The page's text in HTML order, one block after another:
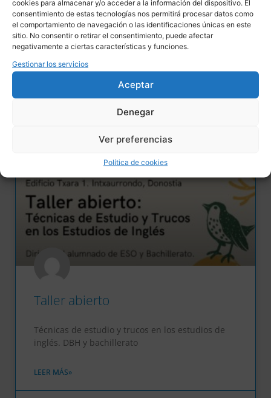
cookies para almacenar y/o acceder a la información del dispositivo. El
consentimiento de estas tecnologías nos permitirá procesar datos como
el comportamiento de navegación o las identificaciones únicas en este
sitio. No consentir o retirar el consentimiento, puede afectar
negativamente a ciertas características y funciones.
Gestionar los servicios
Aceptar
Denegar
Ver preferencias
Política de cookies
herramientas prácticas para apoyo emocional a
nuestros hijas e hijos para ayudar en los
estudios.
No hay comentarios
Taller abierto
Técnicas de estudio y trucos en los estudios de
inglés. DBH y bachillerato
LEER MÁS»